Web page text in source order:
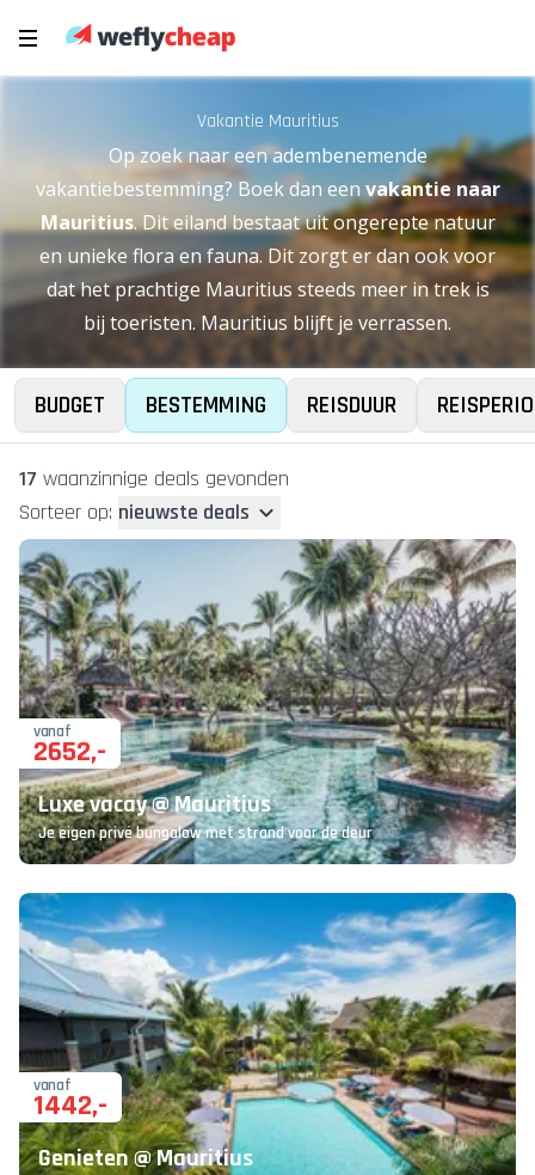
Vakantie Mauritius
Op zoek naar een adembenemende
vakantiebestemming? Boek dan eenvakantie naar
Mauritius. Dit eiland bestaat uit ongerepte natuur
en unieke flora en fauna. Dit zorgt er dan ook voor
dat het prachtige Mauritius steeds meer in trek is
bij toeristen. Mauritius blijft je verrassen.
BUDGET BESTEMMING REISDUUR
17 waanzinnige deals gevonden
Sorteer op: nieuwste deals
vanaf
2652,-
Luxe vacay @ Mauritius
Je eigen privé bungalow met strand voor de deur
vanaf
1442,-
Genieten @ Mauritius